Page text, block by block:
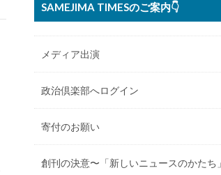
SAMEJIMA TIMESのご案内👇
メディア出演
政治倶楽部へログイン
寄付のお願い
創刊の決意〜「新しいニュースのかたち